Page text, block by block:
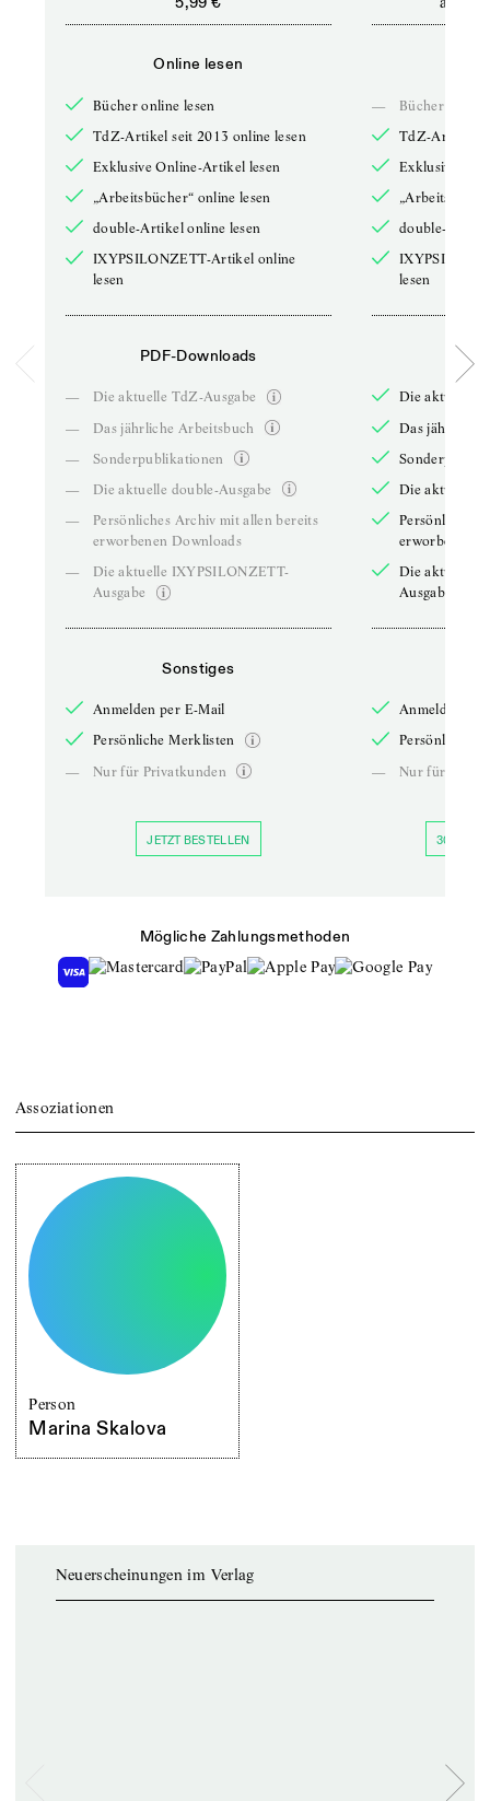
Online lesen
Bücher online lesen
TdZ-Artikel seit 2013 online lesen
Exklusive Online-Artikel lesen
„Arbeitsbücher“ online lesen
double-Artikel online lesen
IXYPSILONZETT-Artikel online
lesen
PDF-Downloads
—
Die aktuelle TdZ-Ausgabe
—
Das jährliche Arbeitsbuch
—
Sonderpublikationen
—
Die aktuelle double-Ausgabe
—
Persönliches Archiv mit allen bereits
erworbenen Downloads
—
Die aktuelle IXYPSILONZETT-
Ausgabe
Sonstiges
Anmelden per E-Mail
Persönliche Merklisten
—
Nur für Privatkunden
JETZT BESTELLEN
—
Bücher online
TdZ-Artikel
Exklusive
double-
lesen
Die aktuelle
Das jährliche
Die aktuelle
Persönliches
erworbenen
Die aktuelle
Ausgabe
Anmelden
Persönliche
—
Nur für
30 TAGE
Mögliche Zahlungsmethoden
Assoziationen
Person
Marina Skalova
Neuerscheinungen im Verlag